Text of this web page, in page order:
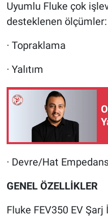
Uyumlu Fluke çok
desteklenen ölçümler:
· Topraklama
· Yalıtım
· Devre/Hat
GENEL ÖZELLİKLER
Fluke FEV350 EV